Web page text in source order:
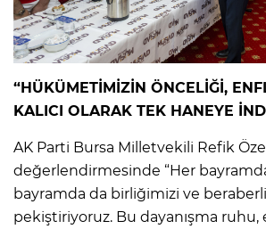
“HÜKÜMETİMİZİN ÖNCELİĞİ,
KALICI OLARAK TEK HANEYE
AK Parti Bursa Milletvekili Refik
değerlendirmesinde “Her
bayramda da birliğimizi ve
pekiştiriyoruz. Bu dayanışma